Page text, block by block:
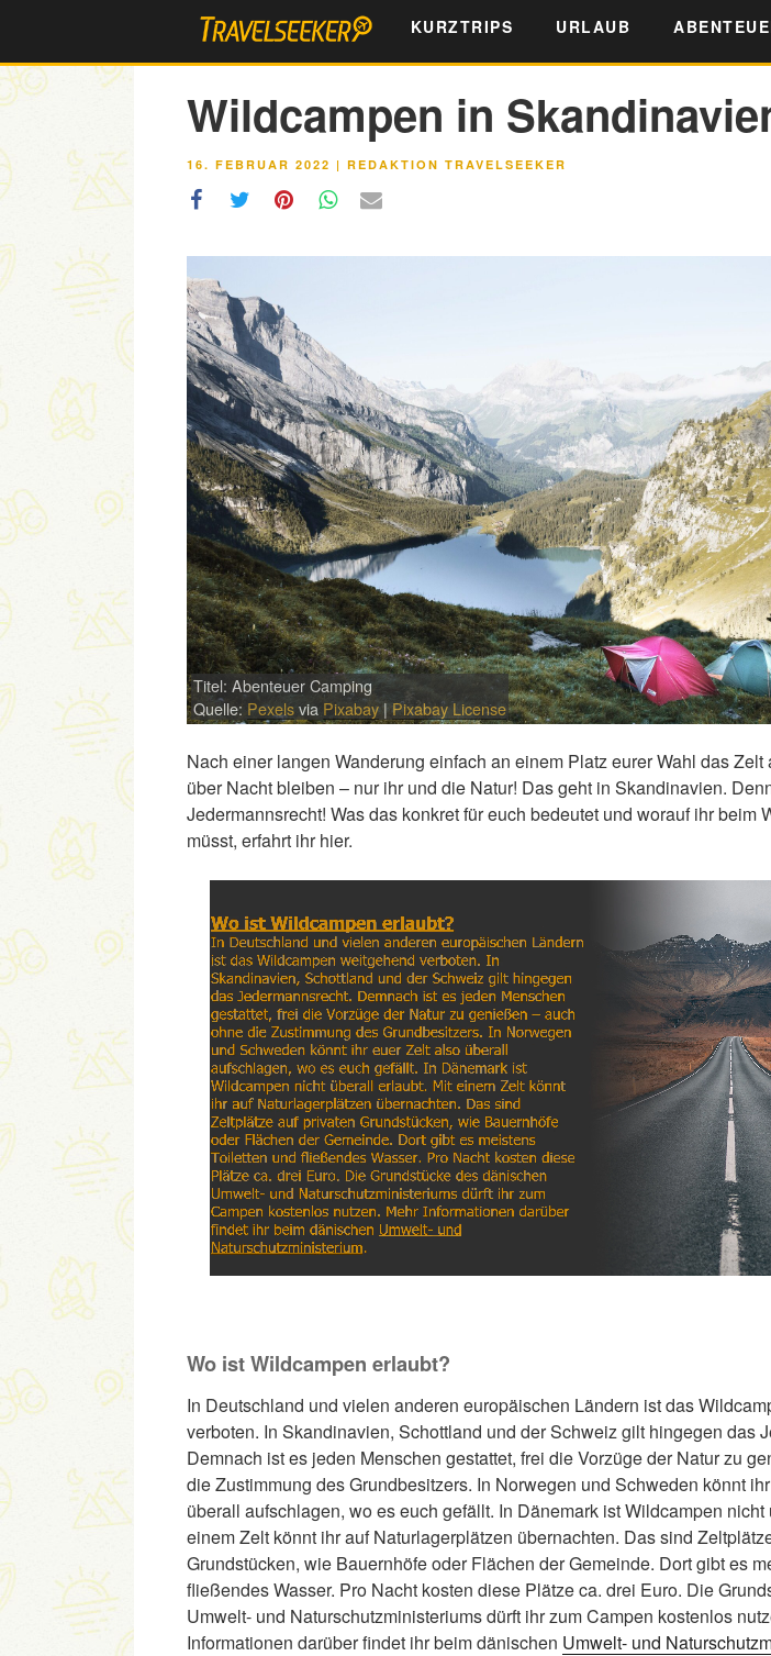
springen
KURZTRIPS URLAUB
Wildcampen in
VERÖFFENTLICHT
16. FEBRUAR 2022 | REDAKTION TRAVELSEEKER
Titel: Abenteuer Camping
Quelle: Pexelsvia Pixabay|Pixabay License
Nach einer langen Wanderung einfach an einem Platz eurer Wahl das Zelt
über Nacht bleiben – nur ihr und die Natur! Das geht in Skandinavien.
Jedermannsrecht! Was das konkret für euch bedeutet und worauf ihr beim
müsst, erfahrt ihr hier.
Wo ist Wildcampen erlaubt?
In Deutschland und vielen anderen europäischen Ländern ist das
verboten. In Skandinavien, Schottland und der Schweiz gilt hingegen das
Demnach ist es jeden Menschen gestattet, frei die Vorzüge der Natur zu
die Zustimmung des Grundbesitzers. In Norwegen und Schweden könnt
überall aufschlagen, wo es euch gefällt. In Dänemark ist Wildcampen
einem Zelt könnt ihr auf Naturlagerplätzen übernachten. Das sind
Grundstücken, wie Bauernhöfe oder Flächen der Gemeinde. Dort gibt es
fließendes Wasser. Pro Nacht kosten diese Plätze ca. drei Euro. Die
Umwelt- und Naturschutzministeriums dürft ihr zum Campen kostenlos
Informationen darüber findet ihr beim dänischen Umwelt- und